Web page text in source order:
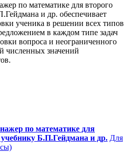
по математике для второго
и др. обеспечивает
ученика в решении всех типов
в каждом типе задач
вопроса и неограниченного
численных значений
по математике для
учебнику Б.П.Гейдмана и др. Для